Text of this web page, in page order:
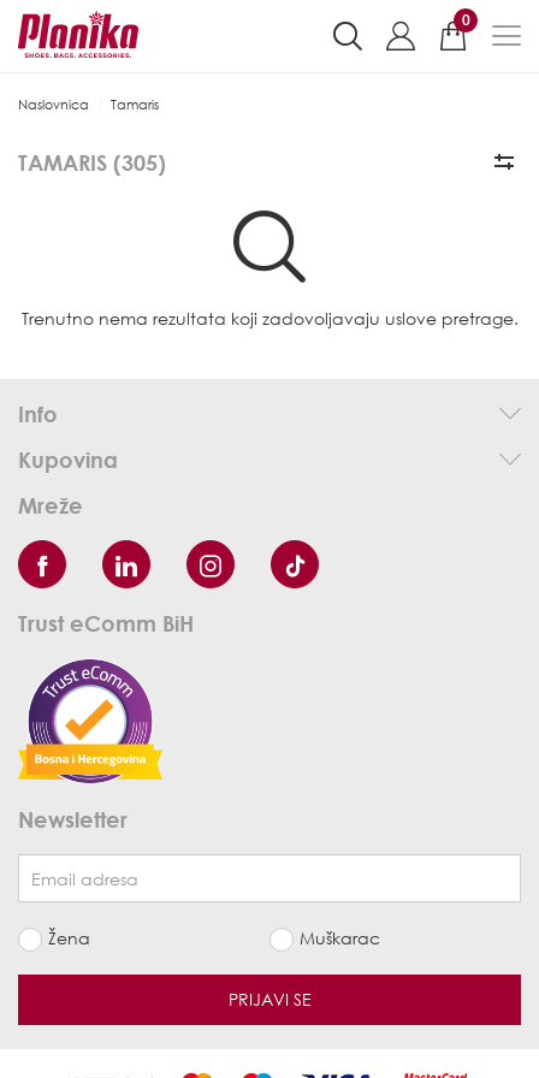
0
Naslovnica Tamaris
TAMARIS (305)
Trenutno nema rezultata koji zadovoljavaju uslove pretrage.
Info
Kupovina
Mreže
Trust eComm BiH
Newsletter
Žena Muškarac
PRIJAVI SE